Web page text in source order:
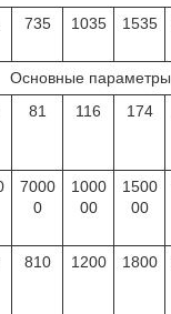
735 1035 1535
Основные параметры
81 116 174
7000
0
1000
00
1500
00
810 1200 1800